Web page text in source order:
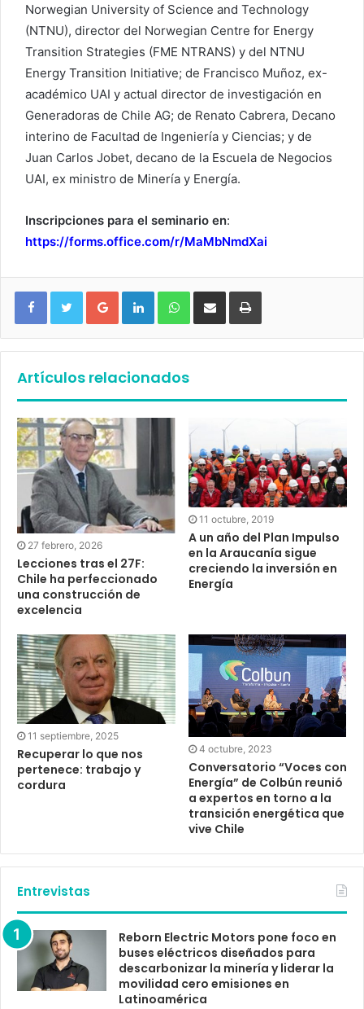
Norwegian University of Science and Technology
(NTNU), director del Norwegian Centre for Energy
Transition Strategies (FME NTRANS) y del NTNU
Energy Transition Initiative; de Francisco Muñoz, ex-
académico UAI y actual director de investigación en
Generadoras de Chile AG; de Renato Cabrera, Decano
interino de Facultad de Ingeniería y Ciencias; y de
Juan Carlos Jobet, decano de la Escuela de Negocios
UAI, ex ministro de Minería y Energía.
Inscripciones para el seminario en:
https://forms.office.com/r/MaMbNmdXai
Google+ LinkedIn WhatsApp
Artículos relacionados
27 febrero, 2026
Lecciones tras el 27F:
Chile ha perfeccionado
una construcción de
excelencia
11 octubre, 2019
A un año del Plan Impulso
en la Araucanía sigue
creciendo la inversión en
Energía
11 septiembre, 2025
Recuperar lo que nos
pertenece: trabajo y
cordura
4 octubre, 2023
Conversatorio “Voces con
Energía” de Colbún reunió
a expertos en torno a la
transición energética que
vive Chile
Entrevistas
Reborn Electric Motors pone foco en
buses eléctricos diseñados para
descarbonizar la minería y liderar la
movilidad cero emisiones en
Latinoamérica